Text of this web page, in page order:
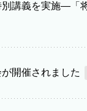
講義を実施―「
開催されました